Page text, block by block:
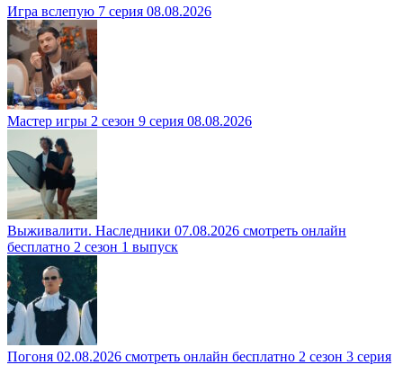
Игра вслепую 7 серия 08.08.2026
Мастер игры 2 сезон 9 серия 08.08.2026
Выживалити. Наследники 07.08.2026 смотреть онлайн
бесплатно 2 сезон 1 выпуск
Погоня 02.08.2026 смотреть онлайн бесплатно 2 сезон 3 серия